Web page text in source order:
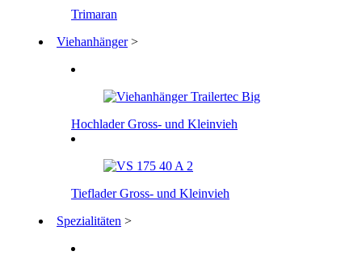
Trimaran
Viehanhänger >
Hochlader Gross- und Kleinvieh
Tieflader Gross- und Kleinvieh
Spezialitäten >